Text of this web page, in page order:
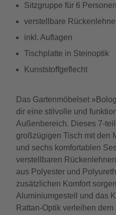
Sitzgruppe für 6 Personen
verstellbare Rückenlehne
inkl. Auflagen
Tischplatte in Steinoptik
Kunststoffgeflecht
Das Gartenmöbelset
dir eine stilvolle und
Außenbereich. Dieses 7-
großzügigen Tisch mit den
und sechs komfortablen
verstellbaren
aus Polyester und
zusätzlichen Komfort
Aluminiumgestell und das
Rattan-Optik verleihen